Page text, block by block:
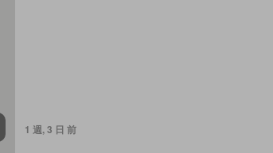
1 週, 3 日 前